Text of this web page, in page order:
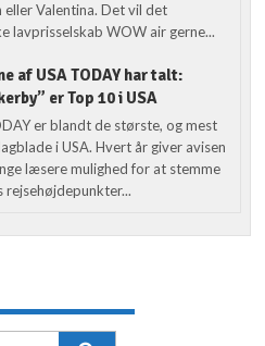
eller Valentina. Det vil det
lavprisselskab WOW air gerne...
af USA TODAY har talt:
er Top 10 i USA
er blandt de største, og mest
i USA. Hvert år giver avisen
læsere mulighed for at stemme
rejsehøjdepunkter...